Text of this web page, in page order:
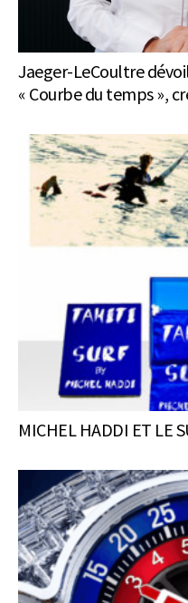
Jaeger-LeCoultre
« Courbe du temps »,
MICHEL HADDI ET LE